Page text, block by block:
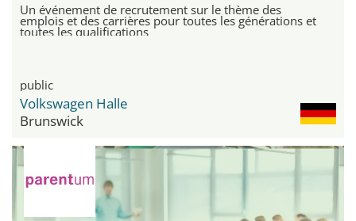
Un événement de recrutement sur le thème des
emplois et des carrières pour toutes les générations et
toutes les qualifications
public
Volkswagen Halle
Brunswick